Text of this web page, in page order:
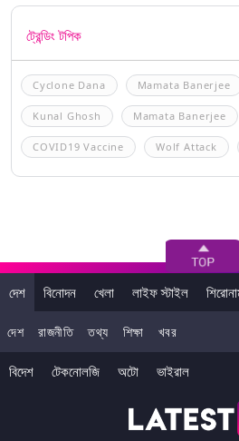
ট্রেন্ডিং টপিক
Cyclone Dana Mamata Banerjee
Kunal Ghosh Mamata Banerjee
COVID19 Vaccine Wolf Attack
দেশ বিনোদন খেলা লাইফ স্টাইল
দেশ রাজনীতি তথ্য শিক্ষা খবর
বিদেশ টেকনোলজি অটো ভাইরাল